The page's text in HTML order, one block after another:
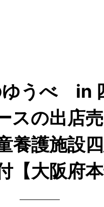
ゆうべ in
スの出店
養護施設
【大阪府本